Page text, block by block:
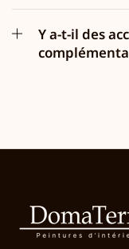
Y a-t-il des